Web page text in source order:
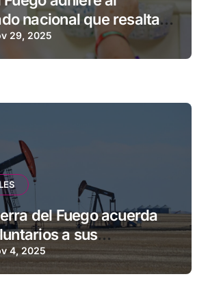
nacional que resalta
y eficacia de las
29, 2025
del Fuego acuerda
a sus
4, 2025